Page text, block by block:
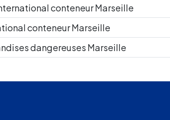
conteneur Marseille
conteneur Marseille
dangereuses Marseille